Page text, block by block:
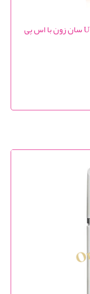
کرم ضد آفتاب و ضد پیری محافظ UV سان زون با اس پی